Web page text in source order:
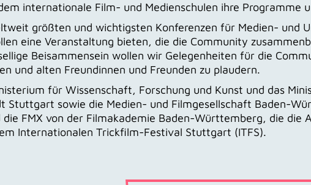
internationale Film- und Medienschulen ihre Programme
größten und wichtigsten Konferenzen für Medien- und
eine Veranstaltung bieten, die die Community
Beisammensein wollen wir Gelegenheiten für die
und alten Freundinnen und Freunden zu plaudern.
für Wissenschaft, Forschung und Kunst und das
Stuttgart sowie die Medien- und Filmgesellschaft Baden-
FMX von der Filmakademie Baden-Württemberg, die die
Internationalen Trickfilm-Festival Stuttgart (ITFS).